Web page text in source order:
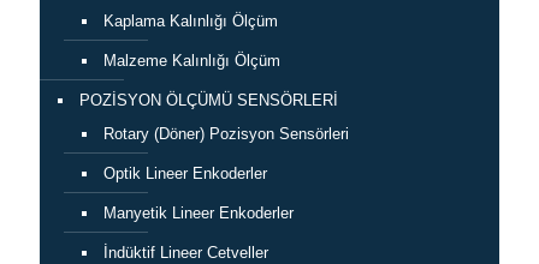
Kaplama Kalınlığı Ölçüm
Malzeme Kalınlığı Ölçüm
POZİSYON ÖLÇÜMÜ SENSÖRLERİ
Rotary (Döner) Pozisyon Sensörleri
Optik Lineer Enkoderler
Manyetik Lineer Enkoderler
İndüktif Lineer Cetveller